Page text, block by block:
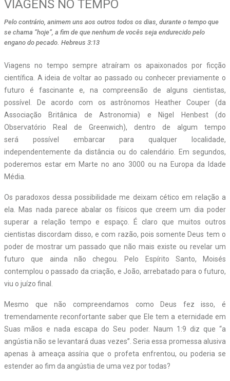
VIAGENS NO TEMPO
Pelo contrário, animem uns aos outros todos os dias, durante o tempo que
se chama “hoje”, a fim de que nenhum de vocês seja endurecido pelo
engano do pecado. Hebreus 3:13
Viagens no tempo sempre atraíram os apaixonados por ficção
científica. A ideia de voltar ao passado ou conhecer previamente o
futuro é fascinante e, na compreensão de alguns cientistas,
possível. De acordo com os astrônomos Heather Couper (da
Associação Britânica de Astronomia) e Nigel Henbest (do
Observatório Real de Greenwich), dentro de algum tempo
será possível embarcar para qualquer localidade,
independentemente da distância ou do calendário. Em segundos,
poderemos estar em Marte no ano 3000 ou na Europa da Idade
Média.
Os paradoxos dessa possibilidade me deixam cético em relação a
ela. Mas nada parece abalar os físicos que creem um dia poder
superar a relação tempo e espaço. É claro que muitos outros
cientistas discordam disso, e com razão, pois somente Deus tem o
poder de mostrar um passado que não mais existe ou revelar um
futuro que ainda não chegou. Pelo Espírito Santo, Moisés
contemplou o passado da criação, e João, arrebatado para o futuro,
viu o juízo final.
Mesmo que não compreendamos como Deus fez isso, é
tremendamente reconfortante saber que Ele tem a eternidade em
Suas mãos e nada escapa do Seu poder. Naum 1:9 diz que “a
angústia não se levantará duas vezes”. Seria essa promessa alusiva
apenas à ameaça assíria que o profeta enfrentou, ou poderia se
estender ao fim da angústia de uma vez por todas?